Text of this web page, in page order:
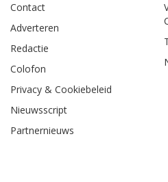
Contact
Adverteren
Redactie
Colofon
Privacy & Cookiebeleid
Nieuwsscript
Partnernieuws